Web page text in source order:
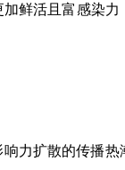
鲜活且富感染
力扩散的传播